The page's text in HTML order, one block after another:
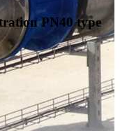
PN40 type